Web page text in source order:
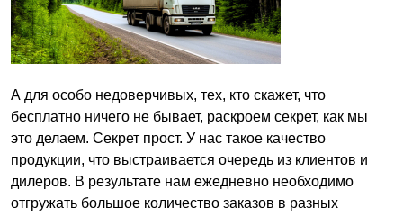
А для особо недоверчивых, тех, кто скажет, что
бесплатно ничего не бывает, раскроем секрет, как мы
это делаем. Секрет прост. У нас такое качество
продукции, что выстраивается очередь из клиентов и
дилеров. В результате нам ежедневно необходимо
отгружать большое количество заказов в разных